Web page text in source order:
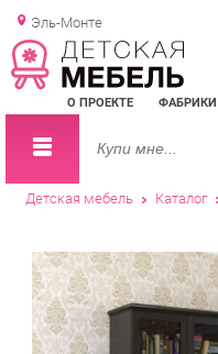
Эль-Монте
О ПРОЕКТЕ ФАБРИКИ
Детская мебель Каталог